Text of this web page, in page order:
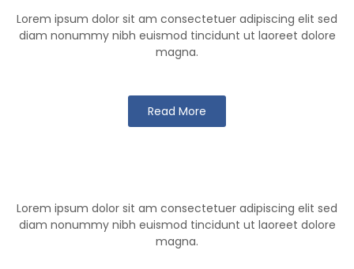
Lorem ipsum dolor sit am consectetuer adipiscing elit sed
diam nonummy nibh euismod tincidunt ut laoreet dolore
magna.
Read More
Lorem ipsum dolor sit am consectetuer adipiscing elit sed
diam nonummy nibh euismod tincidunt ut laoreet dolore
magna.